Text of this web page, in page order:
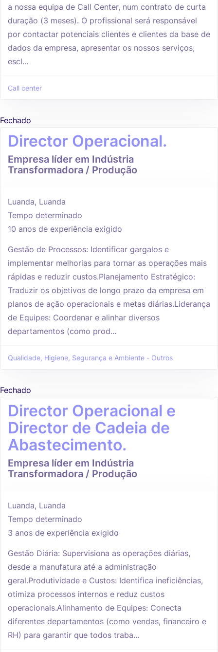
a nossa equipa de Call Center, num contrato de curta
duração (3 meses). O profissional será responsável
por contactar potenciais clientes e clientes da base de
dados da empresa, apresentar os nossos serviços,
escl...
Call center
Fechado
Director Operacional.
Empresa líder em Indústria
Transformadora / Produção
Luanda, Luanda
Tempo determinado
10 anos de experiência exigido
Gestão de Processos: Identificar gargalos e
implementar melhorias para tornar as operações mais
rápidas e reduzir custos.Planejamento Estratégico:
Traduzir os objetivos de longo prazo da empresa em
planos de ação operacionais e metas diárias.Liderança
de Equipes: Coordenar e alinhar diversos
departamentos (como prod...
Qualidade, Higiene, Segurança e Ambiente - Outros
Fechado
Director Operacional e
Director de Cadeia de
Abastecimento.
Empresa líder em Indústria
Transformadora / Produção
Luanda, Luanda
Tempo determinado
3 anos de experiência exigido
Gestão Diária: Supervisiona as operações diárias,
desde a manufatura até a administração
geral.Produtividade e Custos: Identifica ineficiências,
otimiza processos internos e reduz custos
operacionais.Alinhamento de Equipes: Conecta
diferentes departamentos (como vendas, financeiro e
RH) para garantir que todos traba...